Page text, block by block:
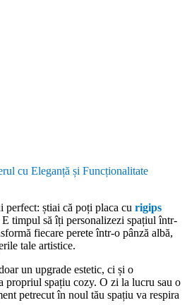
cu Eleganță și Funcționalitate
știai că poți placa cu rigips
E timpul să îți personalizezi spațiul într-
fiecare perete într-o pânză albă,
tale artistice.
un upgrade estetic, ci și o
propriul spațiu cozy. O zi la lucru sau o
petrecut în noul tău spațiu va respira